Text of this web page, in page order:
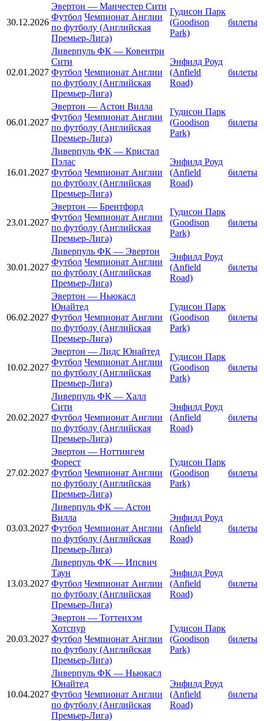
30.12.2026
Эвертон — Манчестер Сити
Футбол Чемпионат Англии
по футболу (Английская
Премьер-Лига)
Гудисон Парк
(Goodison
Park)
билеты
02.01.2027
Ливерпуль ФК — Ковентри
Сити
Футбол Чемпионат Англии
по футболу (Английская
Премьер-Лига)
Энфилд Роуд
(Anfield
Road)
билеты
06.01.2027
Эвертон — Астон Вилла
Футбол Чемпионат Англии
по футболу (Английская
Премьер-Лига)
Гудисон Парк
(Goodison
Park)
билеты
16.01.2027
Ливерпуль ФК — Кристал
Пэлас
Футбол Чемпионат Англии
по футболу (Английская
Премьер-Лига)
Энфилд Роуд
(Anfield
Road)
билеты
23.01.2027
Эвертон — Брентфорд
Футбол Чемпионат Англии
по футболу (Английская
Премьер-Лига)
Гудисон Парк
(Goodison
Park)
билеты
30.01.2027
Ливерпуль ФК — Эвертон
Футбол Чемпионат Англии
по футболу (Английская
Премьер-Лига)
Энфилд Роуд
(Anfield
Road)
билеты
06.02.2027
Эвертон — Ньюкасл
Юнайтед
Футбол Чемпионат Англии
по футболу (Английская
Премьер-Лига)
Гудисон Парк
(Goodison
Park)
билеты
10.02.2027
Эвертон — Лидс Юнайтед
Футбол Чемпионат Англии
по футболу (Английская
Премьер-Лига)
Гудисон Парк
(Goodison
Park)
билеты
20.02.2027
Ливерпуль ФК — Халл
Сити
Футбол Чемпионат Англии
по футболу (Английская
Премьер-Лига)
Энфилд Роуд
(Anfield
Road)
билеты
27.02.2027
Эвертон — Ноттингем
Форест
Футбол Чемпионат Англии
по футболу (Английская
Премьер-Лига)
Гудисон Парк
(Goodison
Park)
билеты
03.03.2027
Ливерпуль ФК — Астон
Вилла
Футбол Чемпионат Англии
по футболу (Английская
Премьер-Лига)
Энфилд Роуд
(Anfield
Road)
билеты
13.03.2027
Ливерпуль ФК — Ипсвич
Таун
Футбол Чемпионат Англии
по футболу (Английская
Премьер-Лига)
Энфилд Роуд
(Anfield
Road)
билеты
20.03.2027
Эвертон — Тоттенхэм
Хотспур
Футбол Чемпионат Англии
по футболу (Английская
Премьер-Лига)
Гудисон Парк
(Goodison
Park)
билеты
10.04.2027
Ливерпуль ФК — Ньюкасл
Юнайтед
Футбол Чемпионат Англии
по футболу (Английская
Премьер-Лига)
Энфилд Роуд
(Anfield
Road)
билеты